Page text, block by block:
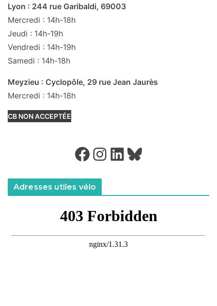
Lyon : 244 rue Garibaldi, 69003
Mercredi : 14h-18h
Jeudi : 14h-19h
Vendredi : 14h-19h
Samedi : 14h-18h
Meyzieu : Cyclopôle, 29 rue Jean Jaurès
Mercredi : 14h-18h
CB NON ACCEPTÉE
Facebook Instagram LinkedIn Bluesky
Adresses utiles vélo